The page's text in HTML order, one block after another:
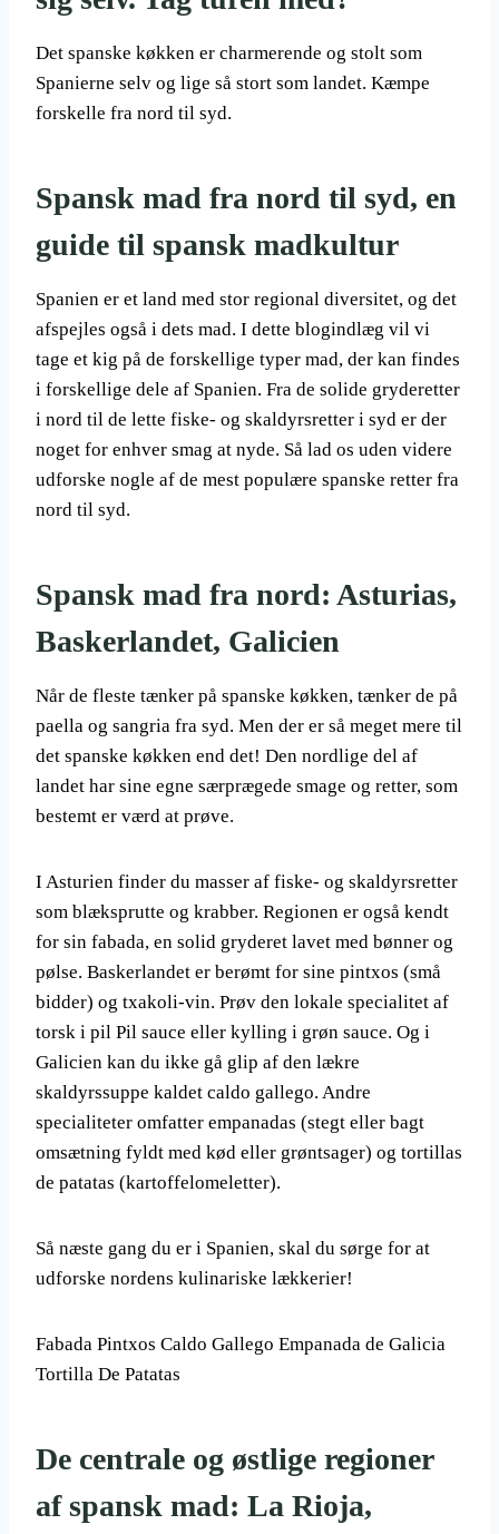
Det spanske køkken er charmerende og stolt som
Spanierne selv og lige så stort som landet. Kæmpe
forskelle fra nord til syd.
Spansk mad fra nord til syd, en
guide til spansk madkultur
Spanien er et land med stor regional diversitet, og det
afspejles også i dets mad. I dette blogindlæg vil vi
tage et kig på de forskellige typer mad, der kan findes
i forskellige dele af Spanien. Fra de solide gryderetter
i nord til de lette fiske- og skaldyrsretter i syd er der
noget for enhver smag at nyde. Så lad os uden videre
udforske nogle af de mest populære spanske retter fra
nord til syd.
Spansk mad fra nord: Asturias,
Baskerlandet, Galicien
Når de fleste tænker på spanske køkken, tænker de på
paella og sangria fra syd. Men der er så meget mere til
det spanske køkken end det! Den nordlige del af
landet har sine egne særprægede smage og retter, som
bestemt er værd at prøve.
I Asturien finder du masser af fiske- og skaldyrsretter
som blæksprutte og krabber. Regionen er også kendt
for sin fabada, en solid gryderet lavet med bønner og
pølse. Baskerlandet er berømt for sine pintxos (små
bidder) og txakoli-vin. Prøv den lokale specialitet af
torsk i pil Pil sauce eller kylling i grøn sauce. Og i
Galicien kan du ikke gå glip af den lækre
skaldyrssuppe kaldet caldo gallego. Andre
specialiteter omfatter empanadas (stegt eller bagt
omsætning fyldt med kød eller grøntsager) og tortillas
de patatas (kartoffelomeletter).
Så næste gang du er i Spanien, skal du sørge for at
udforske nordens kulinariske lækkerier!
Fabada Pintxos Caldo Gallego Empanada de Galicia
Tortilla De Patatas
De centrale og østlige regioner
af spansk mad: La Rioja,